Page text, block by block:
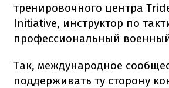
тренировочного центра
Initiative, инструктор по
профессиональный
Так, международное
поддерживать ту сторону